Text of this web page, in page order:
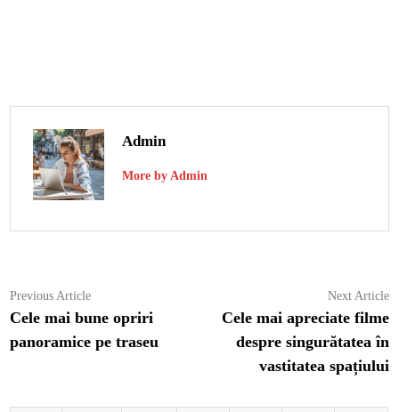
Admin
More by Admin
Navigare
în
articole
Previous ArticlePrevious
article:
Cele mai bune opriri
panoramice pe traseu
Next Article
Cele mai apreciate filme
despre singurătatea în
vastitatea spațiului